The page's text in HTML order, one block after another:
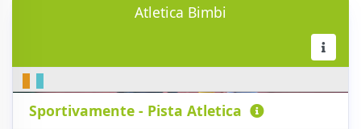
Atletica Bimbi
Sportivamente - Pista Atletica